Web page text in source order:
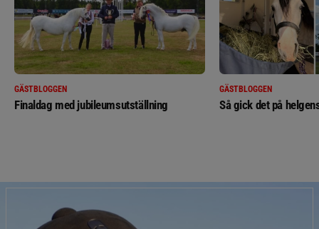
GÄSTBLOGGEN
Finaldag med jubileumsutställning
GÄSTBLOGGEN
Så gick det på